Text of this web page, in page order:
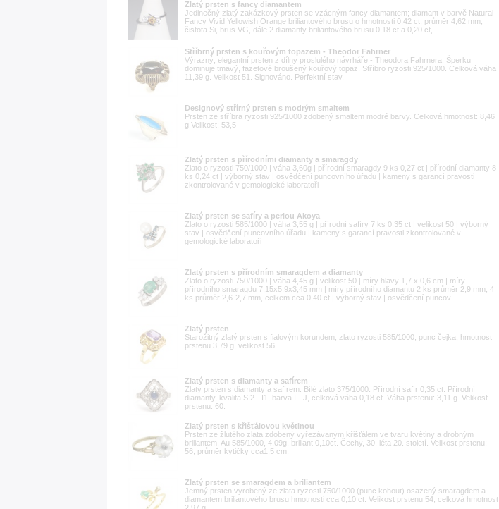
Zlatý prsten s fancy diamantem
Jedinečný zlatý zakázkový prsten se vzácným fancy diamantem; diamant v barvě Natural
Fancy Vivid Yellowish Orange briliantového brusu o hmotnosti 0,42 ct, průměr 4,62 mm,
čistota Si, brus VG, dále 2 diamanty briliantového brusu 0,18 ct a 0,20 ct, ...
Stříbrný prsten s kouřovým topazem - Theodor Fahrner
Výrazný, elegantní prsten z dílny proslulého návrháře - Theodora Fahrnera. Šperku
dominuje tmavý, fazetově broušený kouřový topaz. Stříbro ryzosti 925/1000. Celková váha
11,39 g. Velikost 51. Signováno. Perfektní stav.
Designový střírný prsten s modrým smaltem
Prsten ze stříbra ryzosti 925/1000 zdobený smaltem modré barvy. Celková hmotnost: 8,46
g Velikost: 53,5
Zlatý prsten s přírodními diamanty a smaragdy
Zlato o ryzosti 750/1000 | váha 3,60g | přírodní smaragdy 9 ks 0,27 ct | přírodní diamanty 8
ks 0,24 ct | výborný stav | osvědčení puncovního úřadu | kameny s garancí pravosti
zkontrolované v gemologické laboratoři
Zlatý prsten se safíry a perlou Akoya
Zlato o ryzosti 585/1000 | váha 3,55 g | přírodní safíry 7 ks 0,35 ct | velikost 50 | výborný
stav | osvědčení puncovního úřadu | kameny s garancí pravosti zkontrolované v
gemologické laboratoři
Zlatý prsten s přírodním smaragdem a diamanty
Zlato o ryzosti 750/1000 | váha 4,45 g | velikost 50 | míry hlavy 1,7 x 0,6 cm | míry
přírodního smaragdu 7,15x5,9x3,45 mm | míry přírodního diamantu 2 ks průměr 2,9 mm, 4
ks průměr 2,6-2,7 mm, celkem cca 0,40 ct | výborný stav | osvědčení puncov ...
Zlatý prsten
Starožitný zlatý prsten s fialovým korundem, zlato ryzosti 585/1000, punc čejka, hmotnost
prstenu 3,79 g, velikost 56.
Zlatý prsten s diamanty a safírem
Zlatý prsten s diamanty a safírem. Bílé zlato 375/1000. Přírodní safír 0,35 ct. Přírodní
diamanty, kvalita SI2 - I1, barva I - J, celková váha 0,18 ct. Váha prstenu: 3,11 g. Velikost
prstenu: 60.
Zlatý prsten s křišťálovou květinou
Prsten ze žlutého zlata zdobený vyřezávaným křišťálem ve tvaru květiny a drobným
briliantem. Au 585/1000, 4,09g, briliant 0,10ct. Čechy, 30. léta 20. století. Velikost prstenu:
56, průměr kytičky cca1,5 cm.
Zlatý prsten se smaragdem a briliantem
Jemný prsten vyrobený ze zlata ryzosti 750/1000 (punc kohout) osazený smaragdem a
diamantem briliantového brusu hmotnosti cca 0,10 ct. Velikost prstenu 54, celková hmotnost
2,97 g.